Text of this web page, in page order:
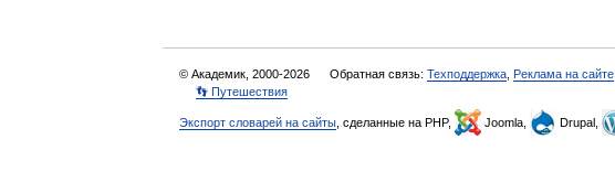
© Академик, 2000-2026 Обратная связь: Техподдержка Реклама на сайте
👣 Путешествия
Экспорт словарей на сайты , сделанные на PHP, Joomla, Drupal,